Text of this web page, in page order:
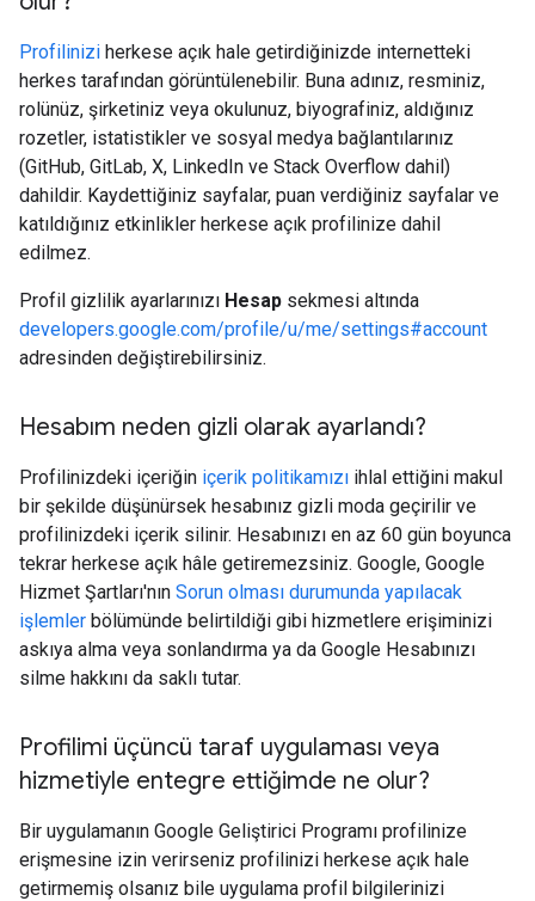
Profilinizi herkese açık hale getirdiğinizde internetteki
herkes tarafından görüntülenebilir. Buna adınız, resminiz,
rolünüz, şirketiniz veya okulunuz, biyografiniz, aldığınız
rozetler, istatistikler ve sosyal medya bağlantılarınız
(GitHub, GitLab, X, LinkedIn ve Stack Overflow dahil)
dahildir. Kaydettiğiniz sayfalar, puan verdiğiniz sayfalar ve
katıldığınız etkinlikler herkese açık profilinize dahil
edilmez.
Profil gizlilik ayarlarınızı Hesap sekmesi altında
developers.google.com/profile/u/me/settings#account
adresinden değiştirebilirsiniz.
Hesabım neden gizli olarak ayarlandı?
Profilinizdeki içeriğin içerik politikamızı ihlal ettiğini makul
bir şekilde düşünürsek hesabınız gizli moda geçirilir ve
profilinizdeki içerik silinir. Hesabınızı en az 60 gün boyunca
tekrar herkese açık hâle getiremezsiniz. Google, Google
Hizmet Şartları'nın Sorun olması durumunda yapılacak
işlemler bölümünde belirtildiği gibi hizmetlere erişiminizi
askıya alma veya sonlandırma ya da Google Hesabınızı
silme hakkını da saklı tutar.
Profilimi üçüncü taraf uygulaması veya
hizmetiyle entegre ettiğimde ne olur?
Bir uygulamanın Google Geliştirici Programı profilinize
erişmesine izin verirseniz profilinizi herkese açık hale
getirmemiş olsanız bile uygulama profil bilgilerinizi